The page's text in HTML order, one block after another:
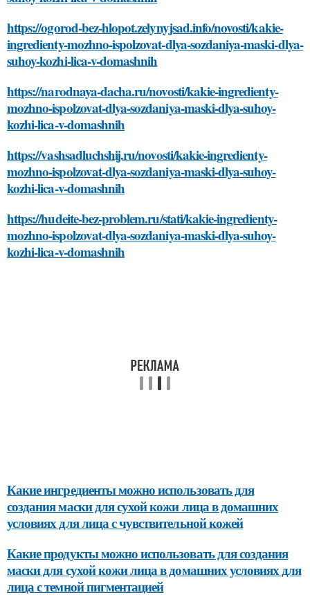
https://ogorod-bez-hlopot.zelynyjsad.info/novosti/kakie-
ingredienty-mozhno-ispolzovat-dlya-sozdaniya-maski-dlya-
suhoy-kozhi-lica-v-domashnih
https://narodnaya-dacha.ru/novosti/kakie-ingredienty-
mozhno-ispolzovat-dlya-sozdaniya-maski-dlya-suhoy-
kozhi-lica-v-domashnih
https://vashsadluchshij.ru/novosti/kakie-ingredienty-
mozhno-ispolzovat-dlya-sozdaniya-maski-dlya-suhoy-
kozhi-lica-v-domashnih
https://hudeite-bez-problem.ru/stati/kakie-ingredienty-
mozhno-ispolzovat-dlya-sozdaniya-maski-dlya-suhoy-
kozhi-lica-v-domashnih
Какие ингредиенты можно использовать для
создания маски для сухой кожи лица в домашних
условиях для лица с чувствительной кожей
Какие продукты можно использовать для создания
маски для сухой кожи лица в домашних условиях для
лица с темной пигментацией